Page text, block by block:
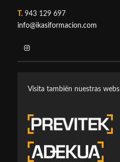
T.943 129 697
info@ikasiformacion.com
Visita también nuestras